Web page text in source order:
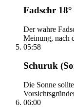
Fadschr 18°
Der wahre
Meinung, nach
05:58
Schuruk
Die Sonne
06:00